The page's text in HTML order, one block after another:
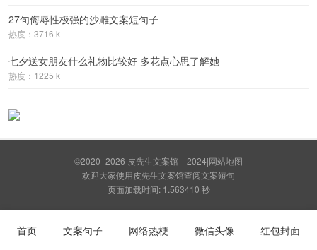
27句侮辱性极强的沙雕文案短句子
热度：3716 k
七夕送女朋友什么礼物比较好 多花点心思了解她
热度：1225 k
©2020- 2026 皮先生文案馆 2024|网站地图
欢迎大家使用皮先生文案馆查阅文案短句
页面加载时间: 1.563410 秒
首页 文案句子 网络热梗 微信头像 红包封面